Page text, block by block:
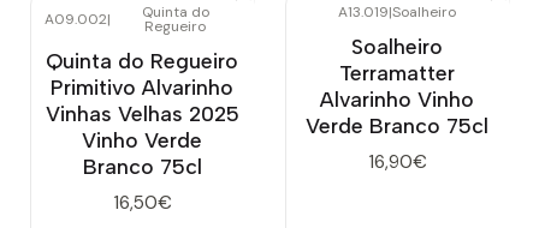
A09.002| Quinta do
Regueiro
Quinta do Regueiro
Primitivo Alvarinho
Vinhas Velhas 2025
Vinho Verde
Branco 75cl
16,50€
A13.019|Soalheiro
Soalheiro
Terramatter
Alvarinho Vinho
Verde Branco 75cl
16,90€